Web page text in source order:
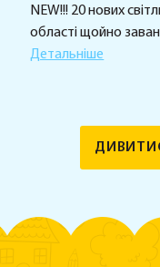
NEW!!! 20 нових
області щойно
Детальніше